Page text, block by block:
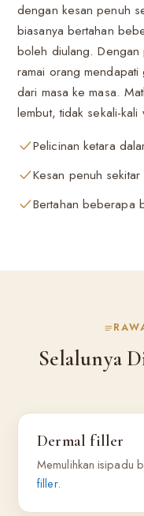
dengan kesan penuh
biasanya bertahan
boleh diulang.
ramai orang
dari masa ke masa.
lembut, tidak sekali-kali
Pelicinan ketara
Kesan penuh
Bertahan beberapa
Selalunya
Dermal filler
Memulihkan isipadu
filler.